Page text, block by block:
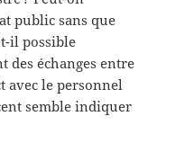
public sans que
il possible
des échanges entre
avec le personnel
semble indiquer